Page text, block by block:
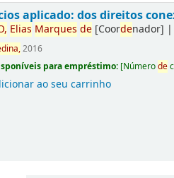
aplicado: dos direitos
Elias Marques de [Coordenador]
2016
para empréstimo: [Númerode
ao seu carrinho